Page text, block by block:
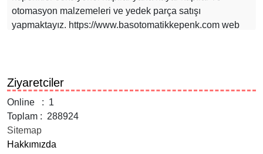
otomasyon malzemeleri ve yedek parça satışı
yapmaktayız. https://www.basotomatikkepenk.com web
Ziyaretciler
Online : 1
Toplam : 288924
Sitemap
Hakkımızda